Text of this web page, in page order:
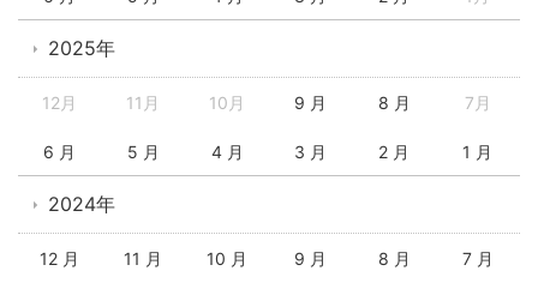
2025年
12月 11月 10月 9 月 8 月 7月
6 月 5 月 4 月 3 月 2 月 1 月
2024年
12 月 11 月 10 月 9 月 8 月 7 月